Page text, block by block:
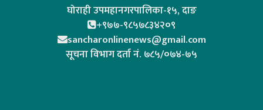
घोराही उपमहानगरपालिका-१५, दाङ
+९७७-९८५७८३४२०९
sancharonlinenews@gmail.com
सूचना विभाग दर्ता न‌ं. ७८५/०७४-७५